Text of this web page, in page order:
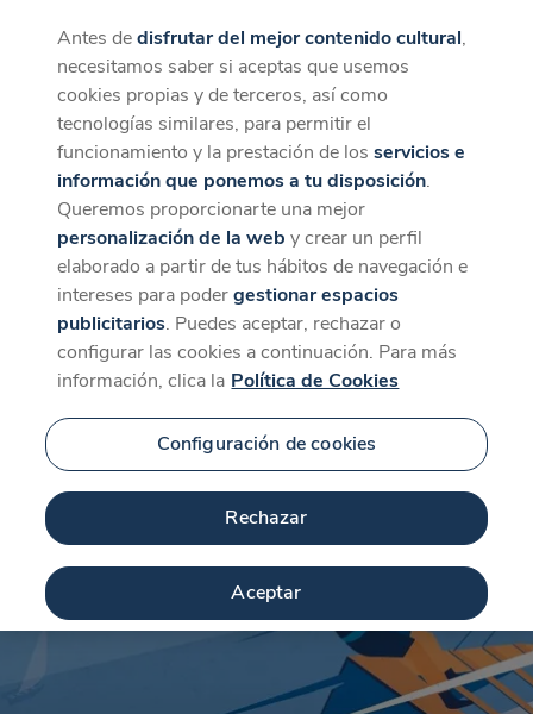
CaixaForum+
La mejor experiencia desde la App
Descargar
Antes dedisfrutar del mejor contenido cultural,
necesitamos saber si aceptas que usemos
cookies propias y de terceros, así como
tecnologías similares, para permitir el
funcionamiento y la prestación de losservicios e
información que ponemos a tu disposición.
Queremos proporcionarte una mejor
personalización de la web y crear un perfil
elaborado a partir de tus hábitos de navegación e
intereses para podergestionar espacios
publicitarios. Puedes aceptar, rechazar o
configurar las cookies a continuación. Para más
información, clica la Política de Cookies
Configuración de cookies
Rechazar
Aceptar